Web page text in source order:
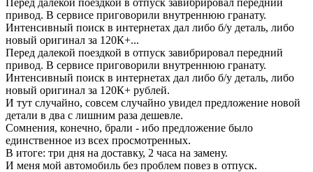
привод. В сервисе приговорили внутреннюю гранату.
Интенсивный поиск в интернетах дал либо б/у деталь, либо
новый оригинал за 120К+...
Перед далекой поездкой в отпуск завибрировал передний
привод. В сервисе приговорили внутреннюю гранату.
Интенсивный поиск в интернетах дал либо б/у деталь, либо
новый оригинал за 120К+ рублей.
И тут случайно, совсем случайно увидел предложение новой
детали в два с лишним раза дешевле.
Сомнения, конечно, брали - ибо предложение было
единственное из всех просмотренных.
В итоге: три дня на доставку, 2 часа на замену.
И меня мой автомобиль без проблем повез в отпуск.